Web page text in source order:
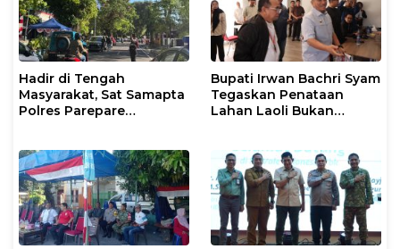
Hadir di Tengah
Masyarakat, Sat Samapta
Polres Parepare
Bupati Irwan Bachri Syam
Tegaskan Penataan
Lahan Laoli Bukan